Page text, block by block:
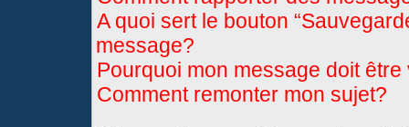
A quoi sert le bouton
message?
Pourquoi mon message doit être
Comment remonter mon sujet?